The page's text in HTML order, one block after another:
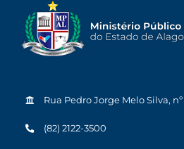
Rua Pedro Jorge Melo Silva, nº
(82) 2122-3500